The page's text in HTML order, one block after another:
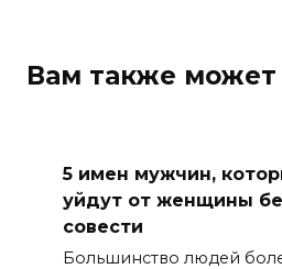
Вам также может
5 имен мужчин,
уйдут от женщины
совести
Большинство людей